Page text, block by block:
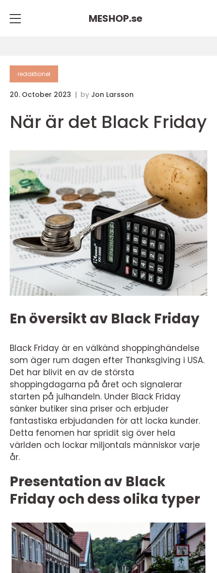
MESHOP.se
redaktionel
20. October 2023 by Jon Larsson
När är det Black Friday
En översikt av Black Friday
Black Friday är en välkänd shoppinghändelse
som äger rum dagen efter Thanksgiving i USA.
Det har blivit en av de största
shoppingdagarna på året och signalerar
starten på julhandeln. Under Black Friday
sänker butiker sina priser och erbjuder
fantastiska erbjudanden för att locka kunder.
Detta fenomen har spridit sig över hela
världen och lockar miljontals människor varje
år.
Presentation av Black
Friday och dess olika typer